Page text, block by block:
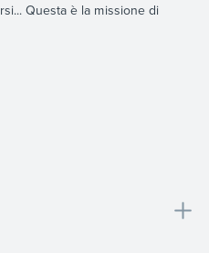
Questa è la missione di